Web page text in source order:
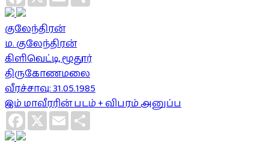
குலேந்திரன்
ம. குலேந்திரன்
கிளிவெட்டி, மூதூர்
திருகோணமலை
வீரச்சாவு: 31.05.1985
இம் மாவீரரின் படம் + விபரம் அனுப்ப
Facebook
X Email